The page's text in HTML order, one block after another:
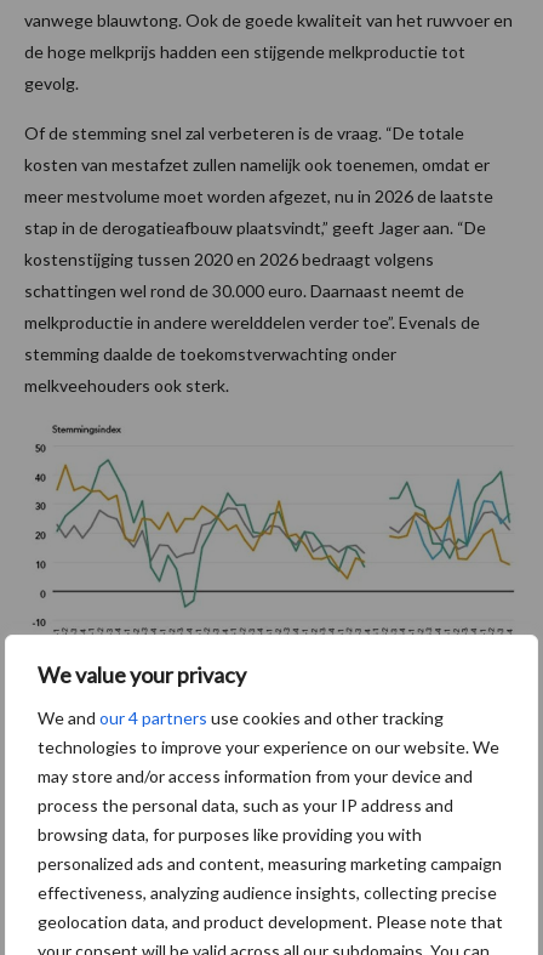
We value your privacy
We and our 4 partners use cookies and other tracking
technologies to improve your experience on our website. We
may store and/or access information from your device and
process the personal data, such as your IP address and
browsing data, for purposes like providing you with
personalized ads and content, measuring marketing campaign
effectiveness, analyzing audience insights, collecting precise
geolocation data, and product development. Please note that
your consent will be valid across all our subdomains. You can
vanwege blauwtong. Ook de goede kwaliteit van het ruwvoer en
de hoge melkprijs hadden een stijgende melkproductie tot
gevolg.
Of de stemming snel zal verbeteren is de vraag. “De totale
kosten van mestafzet zullen namelijk ook toenemen, omdat er
meer mestvolume moet worden afgezet, nu in 2026 de laatste
stap in de derogatieafbouw plaatsvindt,” geeft Jager aan. “De
kostenstijging tussen 2020 en 2026 bedraagt volgens
schattingen wel rond de 30.000 euro. Daarnaast neemt de
melkproductie in andere werelddelen verder toe”. Evenals de
stemming daalde de toekomstverwachting onder
melkveehouders ook sterk.
Biologische boeren zijn positief
In tegenstelling tot melkveehouders en akkerbouwers die niet-
biologisch werken of telen, zijn biologische bedrijvenin de land-
en tuinbouw positief over hun eigen bedrijfsvoering. Het
vertrouwen steeg met vijf punten naar 20,1 punten en ligt in het